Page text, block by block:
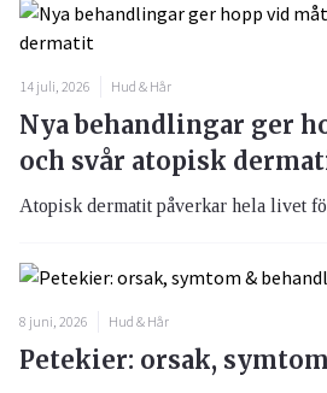
14 juli, 2026 Hud & Hår
Nya behandlingar ger
och svår atopisk
Atopisk dermatit påverkar hela livet
8 juni, 2026 Hud & Hår
Petekier: orsak,